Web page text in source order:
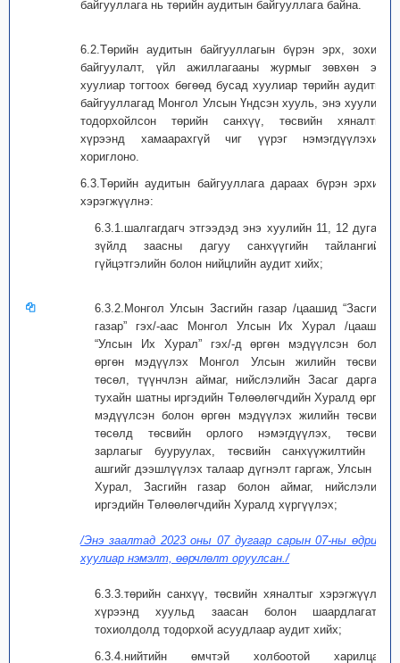
байгууллага нь төрийн аудитын байгууллага байна.
6.2.Төрийн аудитын байгууллагын бүрэн эрх, зохион
байгуулалт, үйл ажиллагааны журмыг зөвхөн энэ
хуулиар тогтоох бөгөөд бусад хуулиар төрийн аудитын
байгууллагад Монгол Улсын Үндсэн хууль, энэ хуулиар
тодорхойлсон төрийн санхүү, төсвийн хяналтын
хүрээнд хамаарахгүй чиг үүрэг нэмэгдүүлэхийг
хориглоно.
6.3.Төрийн аудитын байгууллага дараах бүрэн эрхийг
хэрэгжүүлнэ:
6.3.1.шалгагдагч этгээдэд энэ хуулийн 11, 12 дугаар
зүйлд заасны дагуу санхүүгийн тайлангийн,
гүйцэтгэлийн болон нийцлийн аудит хийх;
6.3.2.Монгол Улсын Засгийн газар /цаашид “Засгийн
газар” гэх/-аас Монгол Улсын Их Хурал /цаашид
“Улсын Их Хурал” гэх/-д өргөн мэдүүлсэн болон
өргөн мэдүүлэх Монгол Улсын жилийн төсвийн
төсөл, түүнчлэн аймаг, нийслэлийн Засаг даргаас
тухайн шатны иргэдийн Төлөөлөгчдийн Хуралд өргөн
мэдүүлсэн болон өргөн мэдүүлэх жилийн төсвийн
төсөлд төсвийн орлого нэмэгдүүлэх, төсвийн
зарлагыг бууруулах, төсвийн санхүүжилтийн үр
ашгийг дээшлүүлэх талаар дүгнэлт гаргаж, Улсын Их
Хурал, Засгийн газар болон аймаг, нийслэлийн
иргэдийн Төлөөлөгчдийн Хуралд хүргүүлэх;
/Энэ заалтад 2023 оны 07 дугаар сарын 07-ны өдрийн
хуулиар нэмэлт, өөрчлөлт оруулсан./
6.3.3.төрийн санхүү, төсвийн хяналтыг хэрэгжүүлэх
хүрээнд хуульд заасан болон шаардлагатай
тохиолдолд тодорхой асуудлаар аудит хийх;
6.3.4.нийтийн өмчтэй холбоотой харилцааг